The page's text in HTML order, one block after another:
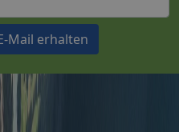
Mail erhalten